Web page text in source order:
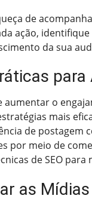
de
ação,
da sua
aumentar o
mais
de postagem
por meio de
de SEO
as